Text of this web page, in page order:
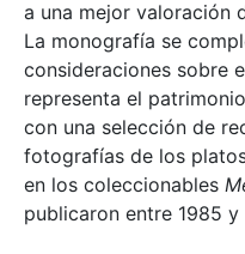
a una mejor valoración
La monografía se
consideraciones sobre
representa el
con una selección de
fotografías de los
en los coleccionables
publicaron entre 1985 y